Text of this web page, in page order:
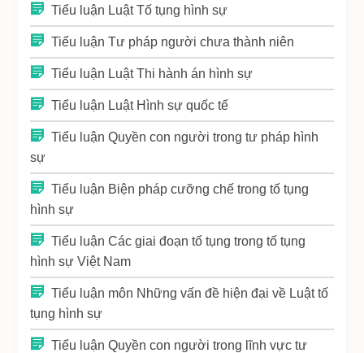
Tiểu luận Luật Tố tụng hình sự
Tiểu luận Tư pháp người chưa thành niên
Tiểu luận Luật Thi hành án hình sự
Tiểu luận Luật Hình sự quốc tế
Tiểu luận Quyền con người trong tư pháp hình
sự
Tiểu luận Biện pháp cưỡng chế trong tố tụng
hình sự
Tiểu luận Các giai đoạn tố tụng trong tố tụng
hình sự Việt Nam
Tiểu luận môn Những vấn đề hiện đại về Luật tố
tụng hình sự
Tiểu luận Quyền con người trong lĩnh vực tư